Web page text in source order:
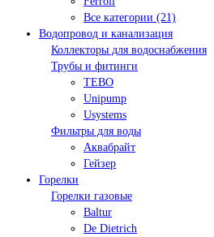
Все категории (21)
Водопровод и канализация
Коллекторы для водоснабжения
Трубы и фитинги
TEBO
Unipump
Usystems
Фильтры для воды
Аквабрайт
Гейзер
Горелки
Горелки газовые
Baltur
De Dietrich